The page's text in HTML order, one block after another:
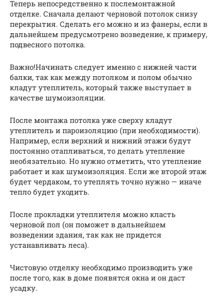
Теперь непосредственно к послемонтажной
отделке. Сначала делают черновой потолок снизу
перекрытия. Сделать его можно и из фанеры, если в
дальнейшем предусмотрено возведение, к примеру,
подвесного потолка.
Важно!Начинать следует именно с нижней части
балки, так как между потолком и полом обычно
кладут утеплитель, который также выступает в
качестве шумоизоляции.
После монтажа потолка уже сверху кладут
утеплитель и пароизоляцию (при необходимости).
Например, если верхний и нижний этажи будут
постоянно отапливаться, то делать утепление
необязательно. Но нужно отметить, что утепление
работает и как шумоизоляция. Если же второй этаж
будет чердаком, то утеплять точно нужно — иначе
тепло будет уходить.
После прокладки утеплителя можно класть
черновой пол (он поможет в дальнейшем
возведении здания, так как не придется
устанавливать леса).
Чистовую отделку необходимо производить уже
после того, как в доме появятся окна и он даст
усадку.